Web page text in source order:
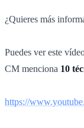
¿Quieres más
Puedes ver este
CM menciona 10
https://